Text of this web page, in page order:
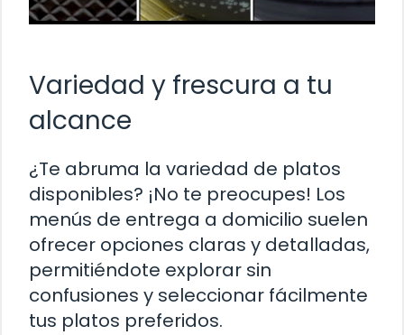
Variedad y frescura a tu
alcance
¿Te abruma la variedad de platos
disponibles? ¡No te preocupes! Los
menús de entrega a domicilio suelen
ofrecer opciones claras y detalladas,
permitiéndote explorar sin
confusiones y seleccionar fácilmente
tus platos preferidos.